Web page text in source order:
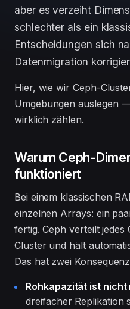
aber es verzeiht
schlechter als ein
Entscheidungen sich
Datenmigration
Hier, wie wir Ceph-
Umgebungen auslegen
wirklich zählen.
Warum Ceph-
funktioniert
Bei einem klassischen
einzelnen Arrays: ein
fertig. Ceph verteilt jedes
Cluster und hält
Das hat zwei
Rohkapazität ist
dreifacher Replikation